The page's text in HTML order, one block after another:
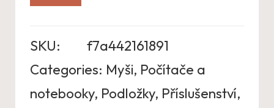
SKU:
f7a442161891
Categories: Myši, Počítače a
notebooky, Podložky, Příslušenství,